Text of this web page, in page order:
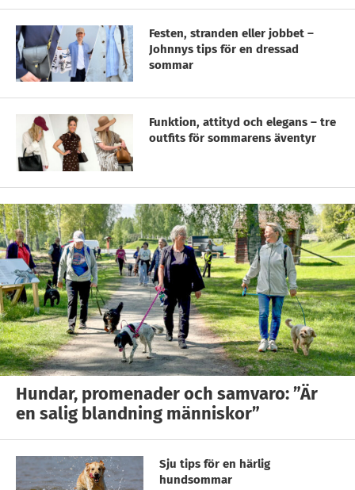
Festen, stranden eller jobbet –
Johnnys tips för en dressad
sommar
Funktion, attityd och elegans – tre
outfits för sommarens äventyr
Hundar, promenader och samvaro: ”Är
en salig blandning människor”
Sju tips för en härlig
hundsommar